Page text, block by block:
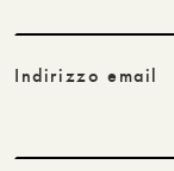
Indirizzo email